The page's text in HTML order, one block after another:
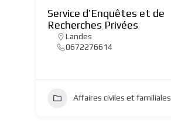
Service d’Enquêtes et de
Recherches Privées
Landes
0672276614
Affaires civiles et familiales